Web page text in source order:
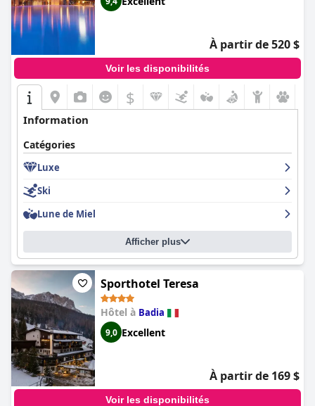
À partir de 520 $
Voir les disponibilités
$
Information
Catégories
Luxe
Ski
Lune de Miel
Afficher plus
Sporthotel Teresa
Hôtel à Badia
9,0 Excellent
À partir de 169 $
Voir les disponibilités